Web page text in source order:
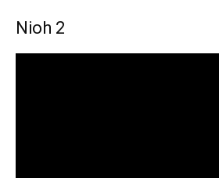
Nioh 2